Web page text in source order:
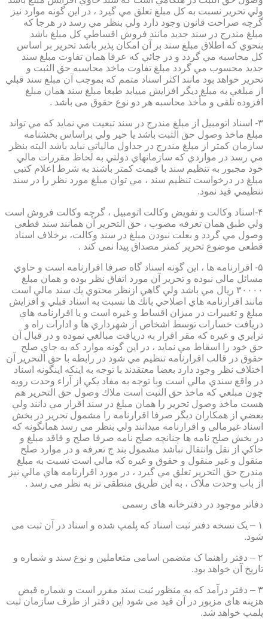
ولي تحرير نسبت به كل مبلغ تعلق مي گيرد ، در اين گونه موارد نيز
گرچه صراحت قانون وجود دارد ولي بنظر مي رسد در هرجا كه
مبلغ مندرج در سند جديد مانند فروش اقساطي كل مبلغ باشد
بنحوي كه اطلاق مبلغ سند بر آن امكان پذير باشد تحرير بر اساس
كل محاسبه مي گردد و در جائي كه عرفا همان تفاوت مبلغ سند
جديد محسوب مي گردد مبلغ تفاوت ماخذ محاسبه حق الثبت و
تحرير خواهد بود مانند اكثر اسناد متمم كه بموجب آن مبلغ سند قبلي
از مبلغي به مبلغ ديگر افزايش مييابد طبعا مبلغ سند همان مبلغ
افزوده تلقی و مأخذ محاسبه هر دو نوع حقوق می باشد .
۳- اسناد اتومبيل از مبلغ مندرج در سند تبعيت مي نمايد كه مي تواند
مبلغ ماخذ وصول حق الثبت باشد يا خير ولي براساس بخشنامه
سازمان كمتر از مبلغ مندرج در جداول مالياتي نبايد باشد البته بنظر
مي رسد در مواردي كه سازمانهاي دولتي به لحاظ مقررات مالي
خود مجبور به تنظيم سند با قيمت كمتر باشند به شرط اعلام كتبي
مبلغ در درخواست تنظيم سند ، مي توان مبلغ مورد نظر را در سند
تنظيمي قيد نمود.
۴-اسناد وكالت و تفويض وكالت اتومبيل ، گرچه وكالت فروش است
ولي طبق همان تعرفه مصوب ، حق التحرير آن همانند سند قطعي
وصول مي گردد و بعلت نبودن مبلغ در سند وكالت، برخلاف اسناد
قطعی موضوع تحریر کمتر مصداق پیدا نمی کند .
۵- اقرارنامه ها ، اين گونه اسناد گاه صرفا اقرارنامه است و حاوي
مسائل مالي نبوده و تحرير آن مورد اتفاق نظر بوده و همان مبلغ
۳۰۰۰۰ ريال مي باشد ولي گاهي ازنظر محتوي يك سند مالي است
مانند اقرارنامه هاي اصلاحي بانك ها نسبت به اسناد قبلي و افزايش
مبلغ و تغييرات در ميزان اقساط و غيره است و يا اقرارنامه هاي
دريافت خسارات توسط اشخاص از شهرداري ها و ادارات راه و
ترابري و غيره كه مقر اقرار به دريافت مبالغي نموده و در قبال آن
حق خود را اسقاط مي نمايد ، در اين گونه موارد كه به جاي صلح
حقوق در قالب اقرارنامه تنظيم مي شود در رابطه با حق التحرير آن
اختلاف نظر وجود دارد بعضا معتقدند با توجه به اينكه اينگونه اسناد
در واقع سندي مالي است وبا توجه به مفاد يكي از آراء وحدت رويه
چون مبلغي كه ماخذ حق الثبت است ملاك وصول حق التحرير هم
هست ماخذ وصول تحرير را همان مبلغ در سند اقرار مي دانند ولي
بعضي از همكاران ديگر صرفا اقرارنامه را مشمول تحرير در بخش
اسناد غيرمالي و اقرارنامه ميدانند ولي بنظر مي رسد همانگونه كه
در بخش صلح نامه ها چنانچه صلح نامه صرفا صلح و فاقد مبلغ و
حاكي از نقل وانتقال نباشد مشمول بند ج تعرفه و در موارد صلح
منقول و غير منقول و حقوق و غيره كه مالي است نسبت به مبلغ
مندرج حق التحرير تعلق مي گيرد ، در مورد اقرارنامه هاي مالي نيز
از باب وحدت ملاک ، به این طریق منطقی تر به نظر می رسد .
دفاتر موجود در دفترخانه های رسمی
۱ – یک نسخه دفتر ثبت اسناد که پلمپ شده و اسناد در آن ثبت می
شود.
۲ – دفتر راهنما ک متضمن اسامی متعاملین و نوع سند و شماره و
تاریخ آن خواهد بود.
۳ – دفتر درآمد که به منظور ثبت سند مقرر است و شماره قبض
هزینه های مزبور در آن قید می شود این دفتر از طرف سازمان ثبت
پلمپ خواهد شد.